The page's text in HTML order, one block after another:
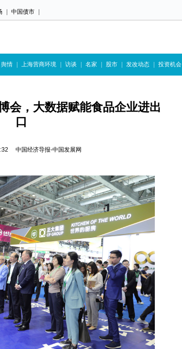
中国债市
舆情 上海营商环境 访谈 名家 股市 发改动态 投资机会
会，大数据赋能食品企业进出
口
中国经济导报-中国发展网